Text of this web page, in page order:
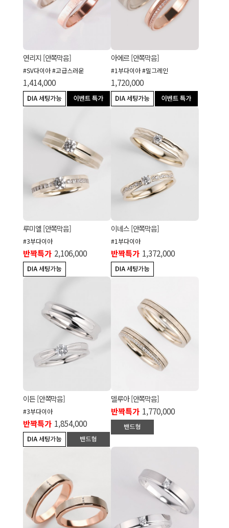
연리지 [안쪽막음]
#SV다이아 #고급스러운
1,414,000
아에르 [안쪽막음]
#1부다이아 #밀그레인
1,720,000
루미엘 [안쪽막음]
#3부다이아
반짝특가 2,106,000
이네스 [안쪽막음]
#1부다이아
반짝특가 1,372,000
이든 [안쪽막음]
#3부다이아
반짝특가 1,854,000
델루아 [안쪽막음]
반짝특가 1,770,000